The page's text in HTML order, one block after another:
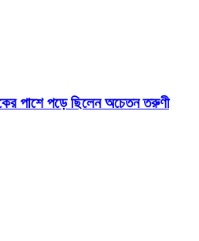
পাশে পড়ে ছিলেন অচেতন তরুণী